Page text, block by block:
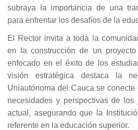
subraya la importancia de una
para enfrentar los desafíos de la
El Rector invita a toda la
en la construcción de un proyecto
enfocado en el éxito de los
visión estratégica destaca la
Uniautónoma del Cauca se
necesidades y perspectivas de
actual, asegurando que la
referente en la educación superior.